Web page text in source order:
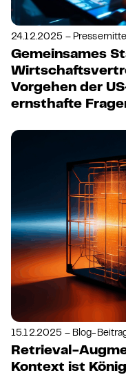
24.12.2025 –
Gemeinsames
Vorgehen der
ernsthafte
15.12.2025 – Blog-
Retrieval-
Kontext ist König